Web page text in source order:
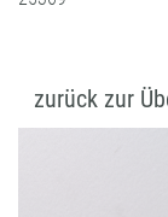
zurück zur